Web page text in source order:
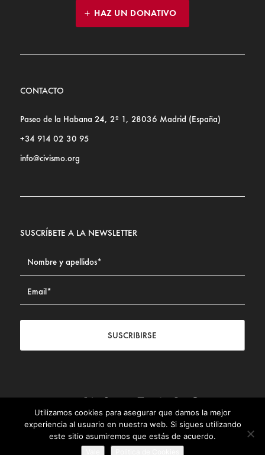
HAZ UN DONATIVO
CONTACTO
Paseo de la Habana 24, 2º 1, 28036 Madrid (España)
+34 914 02 30 95
info@civismo.org
SUSCRÍBETE A LA NEWSLETTER
SUSCRIBIRSE
Contacto | Aviso legal | Política de privacidad | Política de
Cookies
© Fundación Civismo 2025
Utilizamos cookies para asegurar que damos la mejor
experiencia al usuario en nuestra web. Si sigues utilizando
este sitio asumiremos que estás de acuerdo.